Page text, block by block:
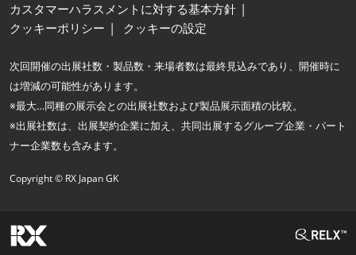
カスタマーハラスメントに対する基本方針
クッキーポリシー
クッキーの設定
次回開催の出展社数・製品数・来場者数は最終見込みであり、開催時に
は増減の可能性があります。
※最大…同種の展示会との出展社数および製品展示面積の比較。
※出展社数は、出展契約企業に加え、共同出展するグループ企業・パート
ナー企業数も含みます。
Copyright © RX Japan GK